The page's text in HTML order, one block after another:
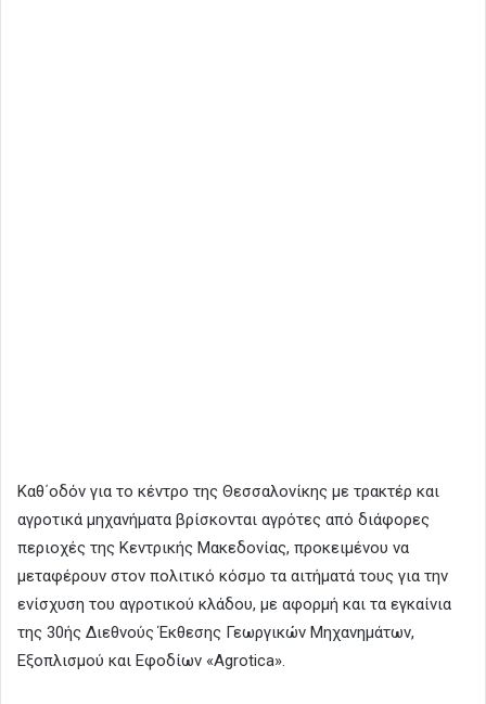
Καθ΄οδόν για το κέντρο της Θεσσαλονίκης με τρακτέρ και
αγροτικά μηχανήματα βρίσκονται αγρότες από διάφορες
περιοχές της Κεντρικής Μακεδονίας, προκειμένου να
μεταφέρουν στον πολιτικό κόσμο τα αιτήματά τους για την
ενίσχυση του αγροτικού κλάδου, με αφορμή και τα εγκαίνια
της 30ής Διεθνούς Έκθεσης Γεωργικών Μηχανημάτων,
Εξοπλισμού και Εφοδίων «Αgrotica».